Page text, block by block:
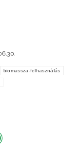
biomassza-felhasználás